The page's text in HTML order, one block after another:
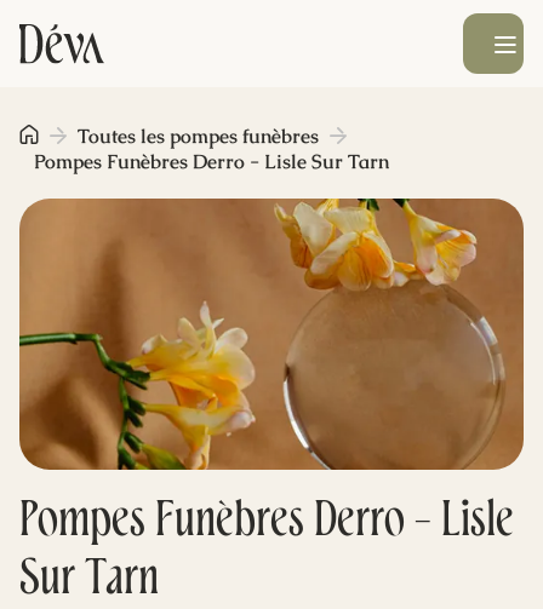
Obsèques
Prévoyance
Monument funéraire
Livraison de fleurs
Blog
Ouvrir le
Pompes Funèbres Derro - Lisle
Sur Tarn
Toutes les pompes funèbres
Pompes Funèbres Derro - Lisle Sur Tarn